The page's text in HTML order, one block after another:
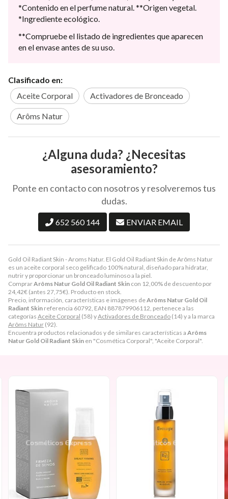
Gold Oil Radiant Skin - Aroms Natur. El Gold Oil Radiant Skin de Arôms Natur
es un aceite corporal seco gelificado 100% natural, diseñado para hidratar,
nutrir y proporcionar un bronceado luminoso a la piel.
ComprarArôms Natur Gold Oil Radiant Skin con 12,00% de descuento por
24,42€ (antes 27,75€). Producto en stock.
Precio, información, características e imágenes deArôms Natur Gold Oil
Radiant Skin referencia 60792, EAN 887879906112, pertenece a las
categorías Aceite Corporal (58) yActivadores de Bronceado (14) y a la marca
Arôms Natur (92).
Encuentra productos relacionados y de similares características a Arôms
Natur Gold Oil Radiant Skin en "Cosmética Corporal", "Aceite Corporal".
*Contenido en el perfume natural. **Origen vegetal.
*Ingrediente ecológico.
**Compruebe el listado de ingredientes que aparecen
en el envase antes de su uso.
Clasificado en:
Aceite Corporal
Activadores de Bronceado
Arôms Natur
¿Alguna duda? ¿Necesitas
asesoramiento?
Ponte en contacto con nosotros y resolveremos tus
dudas.
652 560 144 ENVIAR EMAIL